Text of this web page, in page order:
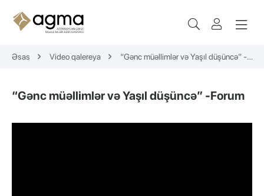
Əsas Video qalereya
“Gənc müəllimlər və Yaşıl düşüncə” -Forum